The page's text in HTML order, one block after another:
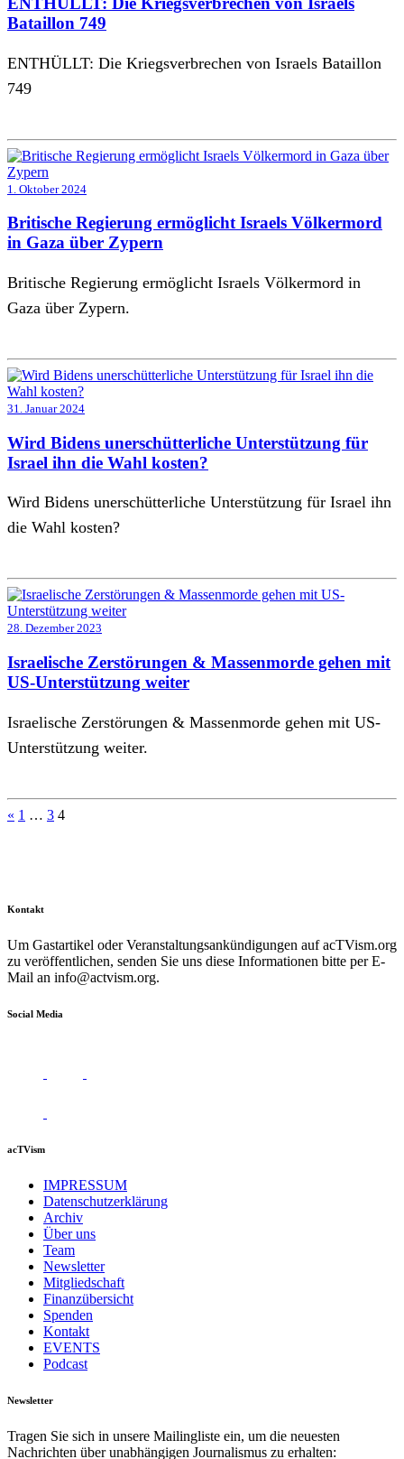
Bataillon 749
ENTHÜLLT: Die Kriegsverbrechen von Israels Bataillon
749
1. Oktober 2024
Britische Regierung ermöglicht Israels Völkermord
in Gaza über Zypern
Britische Regierung ermöglicht Israels Völkermord in
Gaza über Zypern.
31. Januar 2024
Wird Bidens unerschütterliche Unterstützung für
Israel ihn die Wahl kosten?
Wird Bidens unerschütterliche Unterstützung für Israel ihn
die Wahl kosten?
28. Dezember 2023
Israelische Zerstörungen & Massenmorde gehen mit
US-Unterstützung weiter
Israelische Zerstörungen & Massenmorde gehen mit US-
Unterstützung weiter.
Seitennummerierung
« 1 … 3 4
Kontakt
Um Gastartikel oder Veranstaltungsankündigungen auf acTVism.org
zu veröffentlichen, senden Sie uns diese Informationen bitte per E-
Mail an info@actvism.org.
Social Media
acTVism
IMPRESSUM
Datenschutzerklärung
Archiv
Über uns
Team
Newsletter
Mitgliedschaft
Finanzübersicht
Spenden
Kontakt
EVENTS
Podcast
Newsletter
Tragen Sie sich in unsere Mailingliste ein, um die neuesten
Nachrichten über unabhängigen Journalismus zu erhalten: